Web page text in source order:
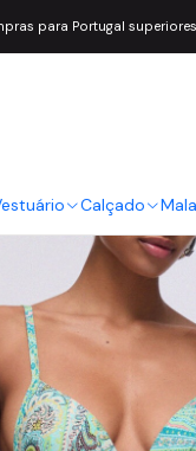
Calçado
para Portugal